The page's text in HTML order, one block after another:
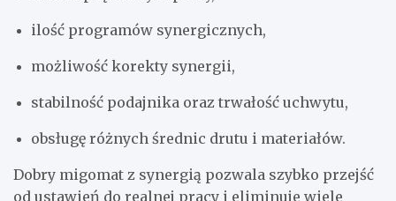
ilość programów synergicznych,
możliwość korekty synergii,
stabilność podajnika oraz trwałość uchwytu,
obsługę różnych średnic drutu i materiałów.
Dobry migomat z synergią pozwala szybko przejść
od ustawień do realnej pracy i eliminuje wiele